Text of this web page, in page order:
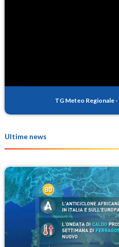
TG Meteo Regionale -
Ultime news